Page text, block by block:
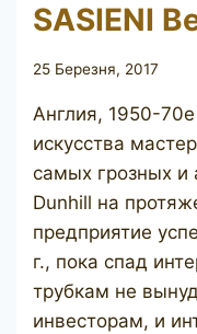
SASIENI
25 Березня, 2017
Англия, 1950-
искусства
самых грозных и
Dunhill на
предприятие
г., пока спад
трубкам не
инвесторам, и